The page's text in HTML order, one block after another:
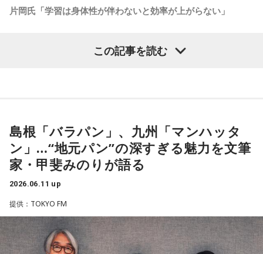
けられて。久米さんも、ニュースは読むけど、ちゃんと自分
「言葉じゃない。久米さんの場合は黙る。『はい、次』
きちんとファイティングポーズをとっていた、というかね。
メディア、ジャーナリズムの役割として、少なくとも権利は
監視しましょう、弱者の側に立ちましょう、というのは基本
で。筑紫さんや久米さんの番組は、万全だったかはともか
く、ポーズはとっていた。とらなくなったのは、なぜでしょ
うか？」
金平「怖がっているんじゃないですか。そこで血を流した
う。
- * - * - * - * - * - * - * - * - * - * - * - * - * - * - * - * - * -- * -
* - * - * - * - * - * - * - * - * - * - *
片岡氏「学習は身体性が伴わないと効率が上がらない」
関連法が10日、参院本会議で成立した。文部科学省は今秋に
関連法の成立で教科書は「紙」「紙とデジタルのハイブリッ
ド」「完全デジタル」の3形態となる。次期学習指導要領の実
施に合わせて、文部科学省は、小学校では2030年度、中学校
では2031年度、高校では2032年度から導入する考えだとい
寺島アナ
「今後、教科書は『紙』『紙とデジタルのハイブリ
ッド』『完全デジタル』の3つの形態となるということなんで
この記事を読む
島根「バラパン」、九州「マンハッタ
ン」…“地元パン”の深すぎる魅力を文筆
家・甲斐みのりが語る
2026.06.11 up
提供：TOKYO FM